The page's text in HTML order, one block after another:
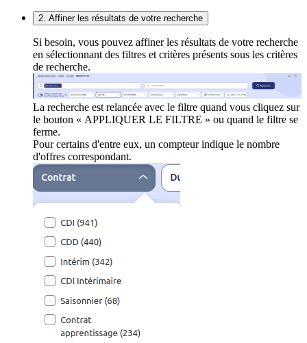
2. Affiner les résultats de votre recherche
Si besoin, vous pouvez affiner les résultats de votre recherche
en sélectionnant des filtres et critères présents sous les critères
de recherche.
La recherche est relancée avec le filtre quand vous cliquez sur
le bouton « APPLIQUER LE FILTRE » ou quand le filtre se
ferme.
Pour certains d'entre eux, un compteur indique le nombre
d'offres correspondant.